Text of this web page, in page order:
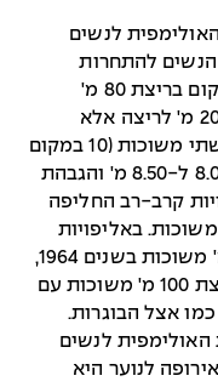
האולימפית לנשים
בשנת 1969 החלו הנשים להתחרות
באליפויות בריצת 100 מ' משוכות במקום בריצת 80 מ'
משוכות. השינוי היה לא רק בהוספת 20 מ' לריצה אלא
במספר היבטים נוספים: הוספת עוד שתי משוכות (10 במקום
8), הגדלת המרחק בין המשוכות מ-8.00 ל-8.50 מ' והגבהת
גם בתחרויות קרב-רב החליפה
מ' משוכות את ריצת 80 מ' משוכות. באליפויות
אירופה לנוער נערכו תחרויות ב-80 מ' משוכות בשנים 1964,
1966 ו-1968 והחל מ-1970 נערכת ריצת 100 מ' משוכות עם
אצל הבוגרות.
האולימפית לנשים
באליפות אירופה לנוער היא